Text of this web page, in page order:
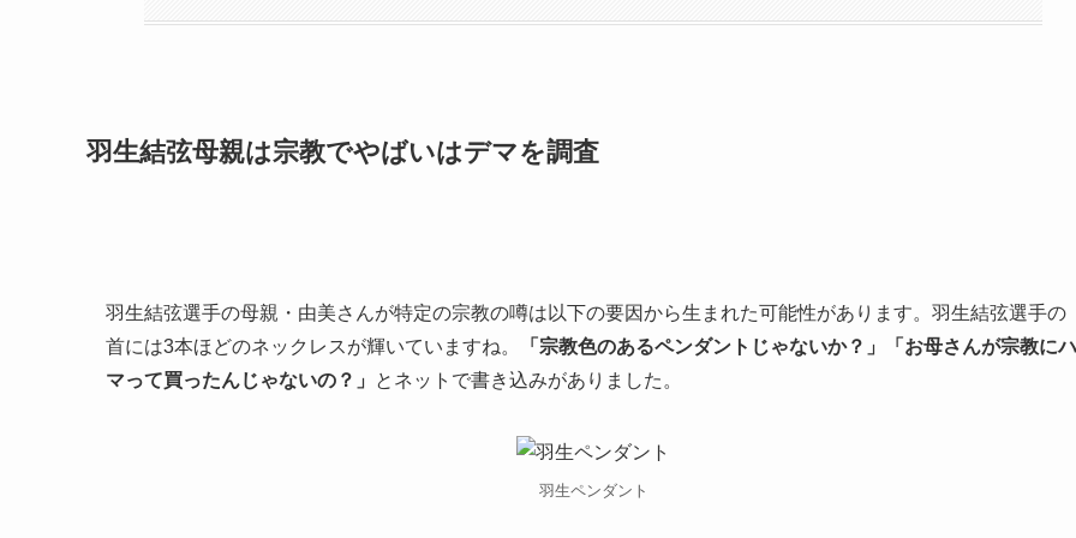
羽生結弦母親は宗教でやばいはデマを調査
羽生結弦選手の母親・由美さんが特定の宗教の噂は以下の要因から生まれた可能性があります。羽生結弦選手の
首には3本ほどのネックレスが輝いていますね。
「宗教色のあるペンダントじゃないか？」「お母さんが宗教にハ
マって買ったんじゃないの？」
とネットで書き込みがありました。
羽生ペンダント